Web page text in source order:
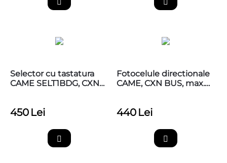
Selector cu tastatura
CAME SELT1BDG, CXN
450 Lei
Fotocelule directionale
CAME, CXN BUS, max.
440 Lei